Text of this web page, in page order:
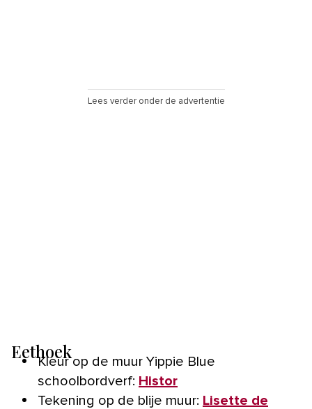
Lees verder onder de advertentie
Eethoek
Kleur op de muur Yippie Blue
schoolbordverf: Histor
Tekening op de blije muur: Lisette de